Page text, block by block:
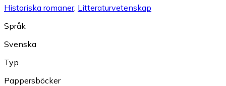
Historiska romaner, Litteraturvetenskap
Språk
Svenska
Typ
Pappersböcker